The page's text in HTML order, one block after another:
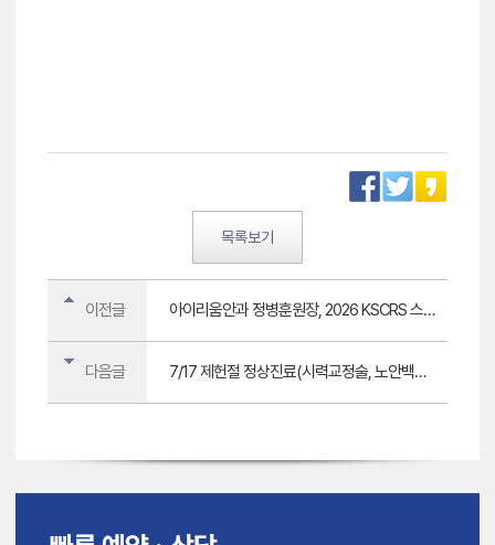
목록보기
이전글 아이리움안과 정병훈원장, 2026 KSCRS 스마트노바 최신 임상 결과 발표
다음글 7/17 제헌절 정상진료(시력교정술, 노안백내장 검사,수술,외래 정상운영)